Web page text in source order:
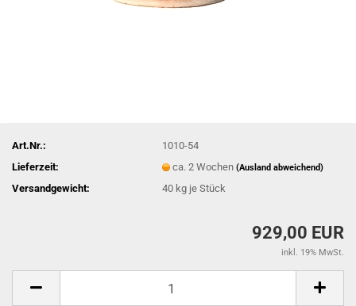
Art.Nr.:
1010-54
Lieferzeit:
ca. 2 Wochen(Ausland abweichend)
Versandgewicht: 40 kg je Stück
929,00 EUR
inkl. 19% MwSt.